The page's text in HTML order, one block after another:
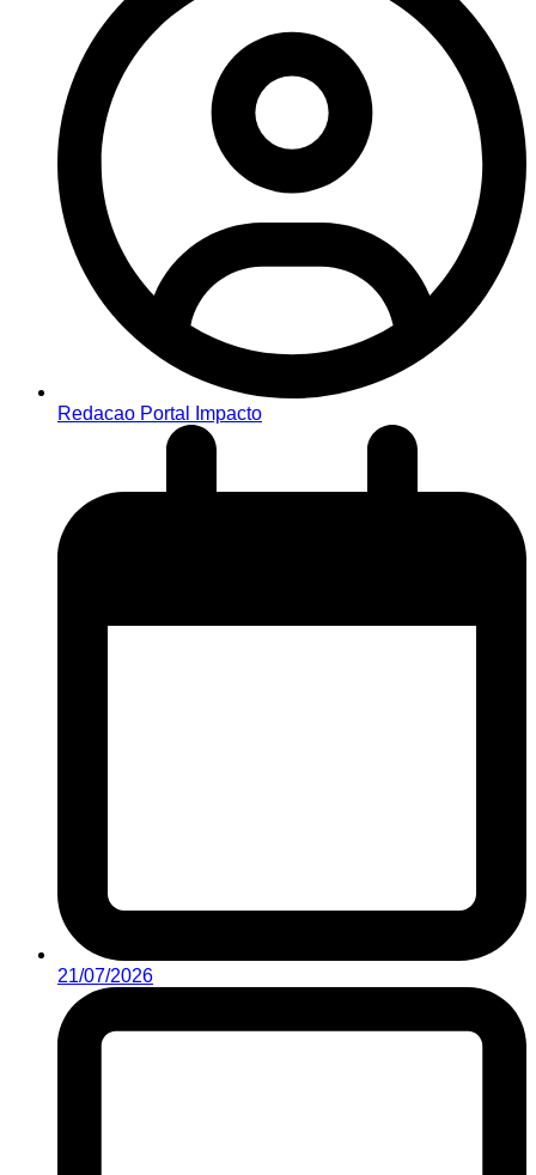
Redacao Portal Impacto
21/07/2026